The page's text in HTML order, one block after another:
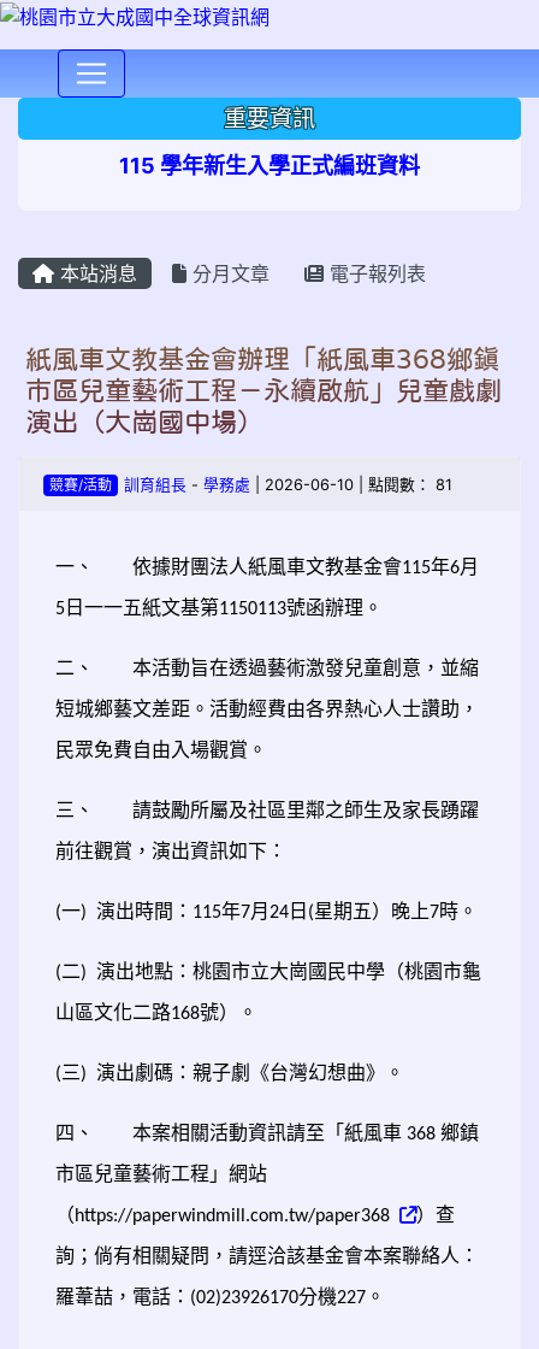
重要資訊
115 學年新生入學正式編班資料
本站消息 分月文章 電子報列表
紙風車文教基金會辦理「紙風車368鄉鎮
市區兒童藝術工程－永續啟航」兒童戲劇
演出（大崗國中場）
競賽/活動 訓育組長- 學務處 | 2026-06-10 | 點閱數： 81
一、 依據財團法人紙風車文教基金會115年6月
5 日一一五紙文基第1150113號函辦理。
二、
本活動旨在透過藝術激發兒童創意，並縮
短城鄉藝文差距。活動經費由各界熱心人士讚助，
民眾免費自由入場觀賞。
三、
請鼓勵所屬及社區里鄰之師生及家長踴躍
前往觀賞，演出資訊如下：
(一) 演出時間： 115年7月 24 日 (星期五）晚上7時。
(二) 演出地點：桃園市立大崗國民中學（桃園市龜
山區文化二路168號）。
(三) 演出劇碼：親子劇《台灣幻想曲》。
四、 本案相關活動資訊請至「紙風車 368 鄉鎮
市區兒童藝術工程」網站
（https://paperwindmill.com.tw/paper368
）查
詢；倘有相關疑問，請逕洽該基金會本案聯絡人：
羅葦喆，電話： (02)23926170分機227 。